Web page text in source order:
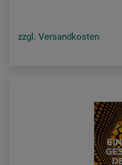
zzgl. Versandkosten